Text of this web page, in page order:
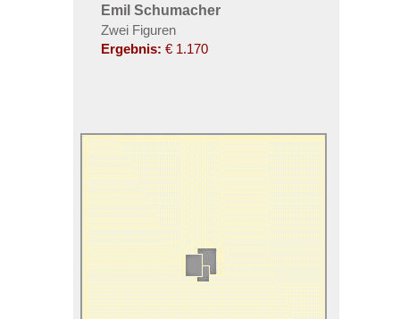
Emil Schumacher
Zwei Figuren
Ergebnis: € 1.170